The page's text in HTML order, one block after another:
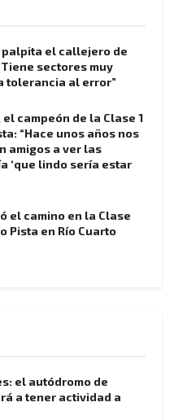
el callejero de
sectores muy
tolerancia al error”
campeón de la Clase 1
“Hace unos años nos
amigos a ver las
‘que lindo sería estar
el camino en la Clase
Pista en Río Cuarto
el autódromo de
a tener actividad a